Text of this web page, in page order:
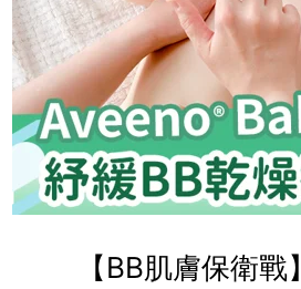
【BB肌膚保衛